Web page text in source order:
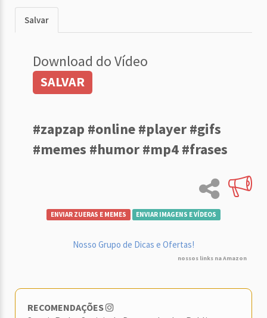
Salvar
Download do Vídeo
SALVAR
#zapzap #online #player #gifs
#memes #humor #mp4 #frases
ENVIAR ZUERAS E MEMES ENVIAR IMAGENS E VÍDEOS
Nosso Grupo de Dicas e Ofertas!
nossos links na Amazon
RECOMENDAÇÕES